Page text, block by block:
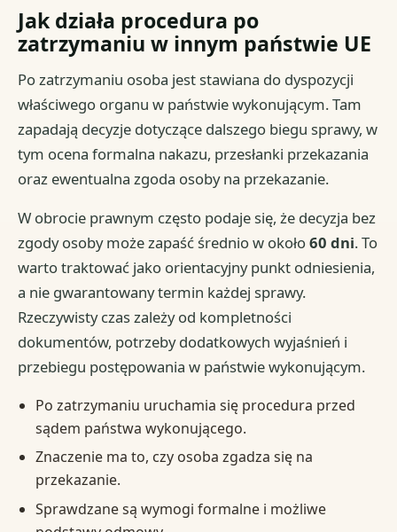
Jak działa procedura po
zatrzymaniu w innym państwie UE
Po zatrzymaniu osoba jest stawiana do dyspozycji
właściwego organu w państwie wykonującym. Tam
zapadają decyzje dotyczące dalszego biegu sprawy, w
tym ocena formalna nakazu, przesłanki przekazania
oraz ewentualna zgoda osoby na przekazanie.
W obrocie prawnym często podaje się, że decyzja bez
zgody osoby może zapaść średnio w około60 dni. To
warto traktować jako orientacyjny punkt odniesienia,
a nie gwarantowany termin każdej sprawy.
Rzeczywisty czas zależy od kompletności
dokumentów, potrzeby dodatkowych wyjaśnień i
przebiegu postępowania w państwie wykonującym.
Po zatrzymaniu uruchamia się procedura przed
sądem państwa wykonującego.
Znaczenie ma to, czy osoba zgadza się na
przekazanie.
Sprawdzane są wymogi formalne i możliwe